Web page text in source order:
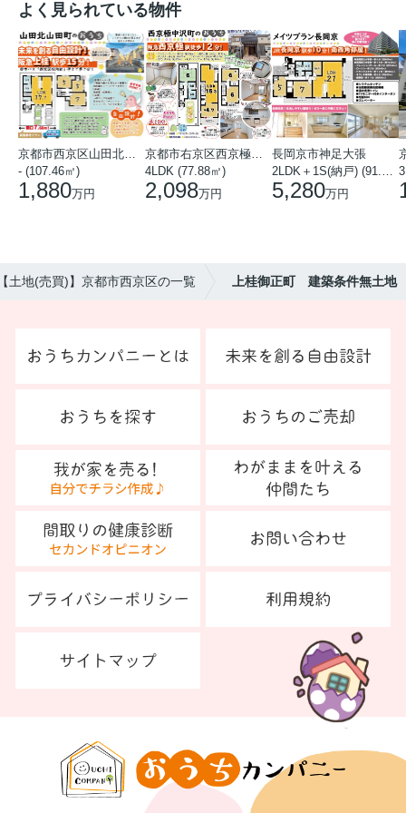
よく見られている物件
- (107.46㎡)
1,880万円
4LDK (77.88㎡)
2,098万円
長岡京市神足大張
5,280万円
土地(売買)】京都市西京区の一覧 上桂御正町 建築条件無土地